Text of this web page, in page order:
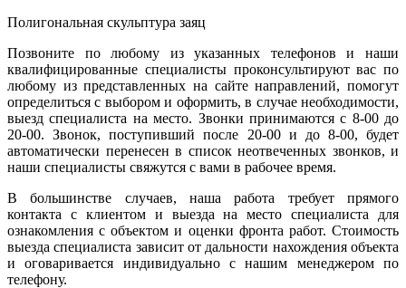
Полигональная скульптура заяц
Позвоните по любому из указанных телефонов и наши
квалифицированные специалисты проконсультируют вас по
любому из представленных на сайте направлений, помогут
определиться с выбором и оформить, в случае необходимости,
выезд специалиста на место. Звонки принимаются с 8-00 до
20-00. Звонок, поступивший после 20-00 и до 8-00, будет
автоматически перенесен в список неотвеченных звонков, и
наши специалисты свяжутся с вами в рабочее время.
В большинстве случаев, наша работа требует прямого
контакта с клиентом и выезда на место специалиста для
ознакомления с объектом и оценки фронта работ. Стоимость
выезда специалиста зависит от дальности нахождения объекта
и оговаривается индивидуально с нашим менеджером по
телефону.